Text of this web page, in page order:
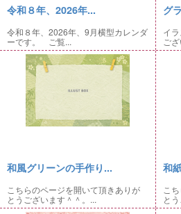
令和８年、2026年...
令和８年、2026年、9月横型カレンダ
ーです。 ご覧...
グ
イ
ご
和風グリーンの手作り...
こちらのページを開いて頂きありが
とうございます＾＾。...
和
こ
と